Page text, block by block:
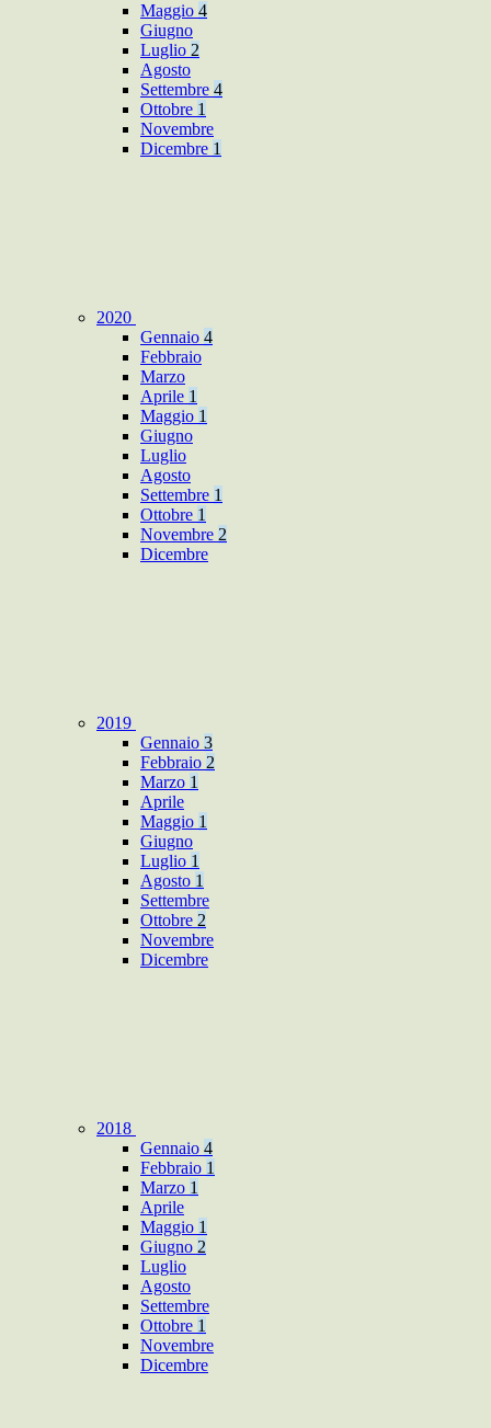
Maggio 4
Giugno
Luglio 2
Agosto
Settembre 4
Ottobre 1
Novembre
Dicembre 1
2020
Gennaio 4
Febbraio
Marzo
Aprile 1
Maggio 1
Giugno
Luglio
Agosto
Settembre 1
Ottobre 1
Novembre 2
Dicembre
2019
Gennaio 3
Febbraio 2
Marzo 1
Aprile
Maggio 1
Giugno
Luglio 1
Agosto 1
Settembre
Ottobre 2
Novembre
Dicembre
2018
Gennaio 4
Febbraio 1
Marzo 1
Aprile
Maggio 1
Giugno 2
Luglio
Agosto
Settembre
Ottobre 1
Novembre
Dicembre